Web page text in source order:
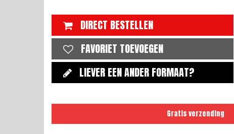
DIRECT BESTELLEN
FAVORIET TOEVOEGEN
LIEVER EEN ANDER FORMAAT?
Gratis verzending